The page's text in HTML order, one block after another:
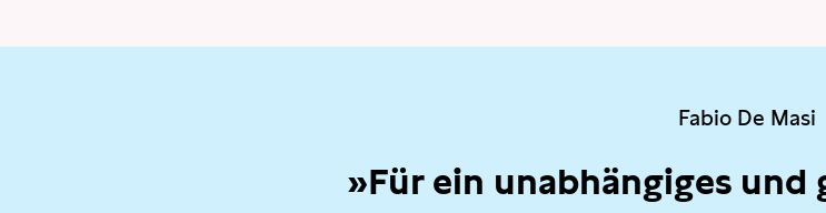
Fabio De Masi
»Für ein unabhängiges und